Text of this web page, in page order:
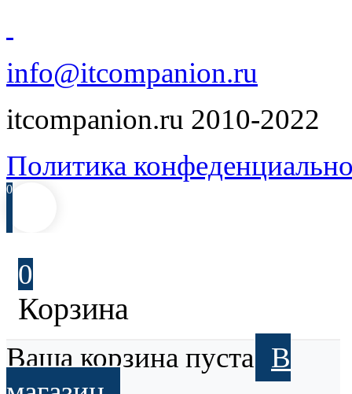
info@itcompanion.ru
itcompanion.ru 2010-2022
Политика
0
0
Корзина
Ваша корзина пуста В